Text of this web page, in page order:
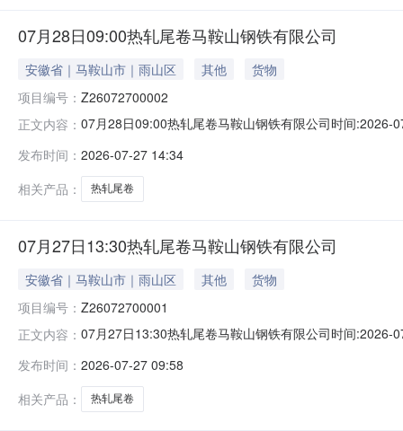
07月28日09:00热轧尾卷马鞍山钢铁有限公司
安徽省｜马鞍山市｜雨山区 其他
货物
项目编号： Z26072700002
正文内容： 07月28日09:00热轧尾卷马鞍山钢铁有限公司时间
保证金：￥1,700.00元交易保证金：￥1,700.00元竞价
发布时间： 2026-07-27 14:34
相关产品：
热轧尾卷
07月27日13:30热轧尾卷马鞍山钢铁有限公司
安徽省｜马鞍山市｜雨山区 其他
货物
项目编号： Z26072700001
正文内容： 07月27日13:30热轧尾卷马鞍山钢铁有限公司时间
保证金：￥1,700.00元交易保证金：￥1,700.00元竞价
发布时间： 2026-07-27 09:58
相关产品：
热轧尾卷